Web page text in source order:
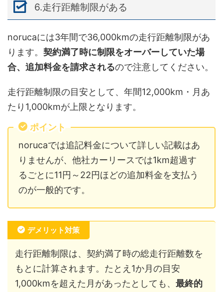
6.走行距離制限がある
norucaには3年間で36,000kmの走行距離制限があ
ります。 契約満了時に制限をオーバーしていた場
合、追加料金を請求されるので注意してください。
走行距離制限の目安として、年間12,000km・月あ
たり1,000kmが上限となります。
ポイント
norucaでは追記料金について詳しい記載はあ
りませんが、他社カーリースでは1km超過す
るごとに11円～22円ほどの追加料金を支払う
のが一般的です。
デメリット対策
走行距離制限は、契約満了時の総走行距離数を
もとに計算されます。たとえ1か月の目安
1,000kmを超えた月があったとしても、 最終的